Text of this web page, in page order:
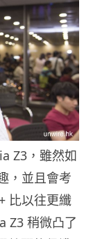
Z3，雖然如
，並且會考
比以往更纖
Z3 稍微凸了